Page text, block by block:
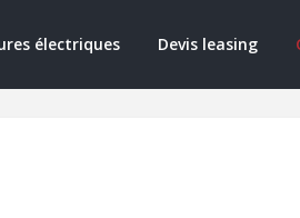
électriques Devis leasing